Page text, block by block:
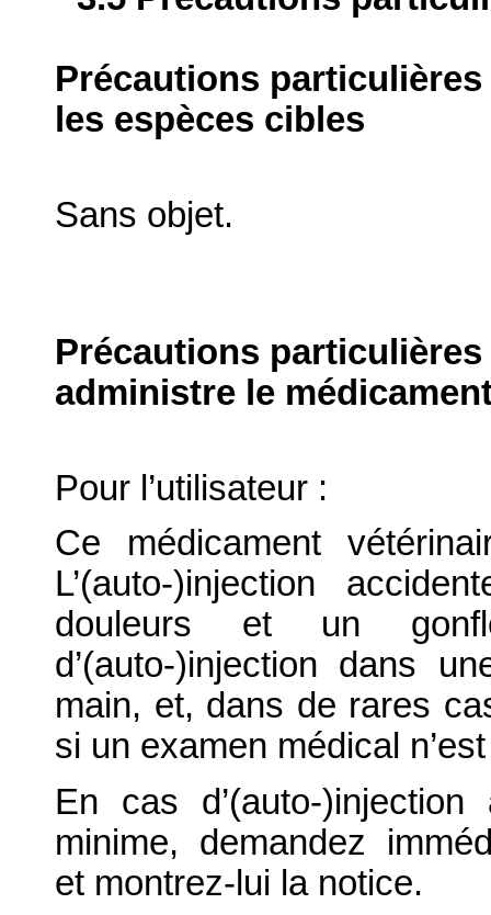
Précautions
les espèces cibles
Sans objet.
Précautions
administre le
Pour l’utilisateur :
Ce médicament
L’(auto-)injection
douleurs et un
d’(auto-)injection dans
main, et, dans de rares
si un examen médical
En cas d’(auto-
minime, demandez
et montrez-lui la notice.